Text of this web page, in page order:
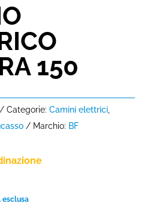
150
Categorie: Camini elettrici,
Marchio: BF
esclusa